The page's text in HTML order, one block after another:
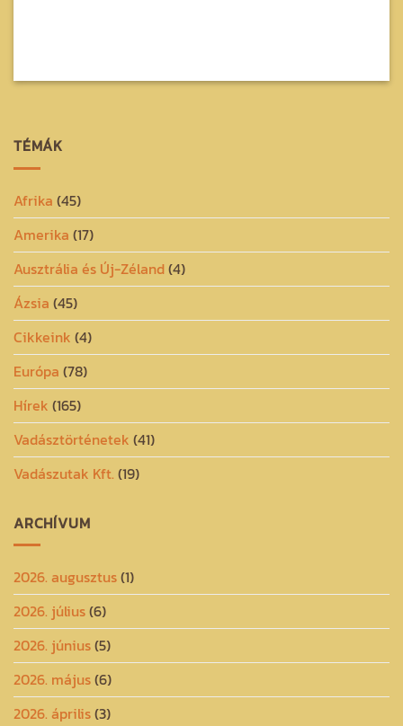
TÉMÁK
Afrika (45)
Amerika (17)
Ausztrália és Új-Zéland(4)
Ázsia (45)
Cikkeink (4)
Európa (78)
Hírek (165)
Vadásztörténetek (41)
Vadászutak Kft. (19)
ARCHÍVUM
2026. augusztus(1)
2026. július(6)
2026. június(5)
2026. május(6)
2026. április(3)